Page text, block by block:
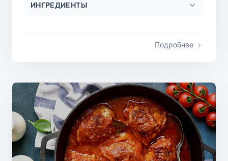
ИНГРЕДИЕНТЫ
Подробнее